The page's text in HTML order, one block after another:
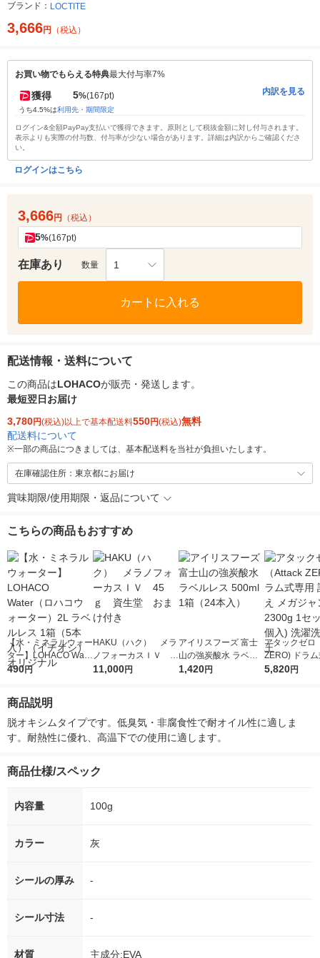
ブランド： LOCTITE
3,666円 （税込）
お買い物でもらえる特典最大付与率7%
獲得 5%(167pt)
うち4.5%は利用先・期間限定
内訳を見る
ログイン&全額PayPay支払いで獲得できます。原則として税抜金額に対し付与されます。
表示よりも実際の付与数、付与率が少ない場合があります。詳細は内訳からご確認くださ
い。
ログインはこちら
3,666円 （税込）
5%(167pt)
在庫あり 数量 1
カートに入れる
配送情報・送料について
この商品はLOHACOが販売・発送します。
最短翌日お届け
3,780円(税込)以上で基本配送料550円(税込)無料
配送料について
※一部の商品につきましては、基本配送料を当社が負担いたします。
在庫確認住所：東京都にお届け
賞味期限/使用期限・返品について
こちらの商品もおすすめ
【水・ミネラルウォー
ター】LOHACO Wate
r（ロハコウォータ
シ） オリジナル
490円
HAKU（ハク） メラ
ノフォーカスＩＶ 4
5ｇ 資生堂 おまけ
11,000円
アイリスフーズ 富士
山の強炭酸水 ラベル
レス 500ml 1箱（24
1,420円
アタックゼロ
ZERO) ドラ
詰め替え メガ
5,820円
商品説明
脱オキシムタイプです。低臭気・非腐食性で耐オイル性に適しま
す。耐熱性に優れ、高温下での使用に適します。
商品仕様/スペック
内容量 100g
カラー 灰
シールの厚み -
シール寸法 -
材質 主成分:EVA